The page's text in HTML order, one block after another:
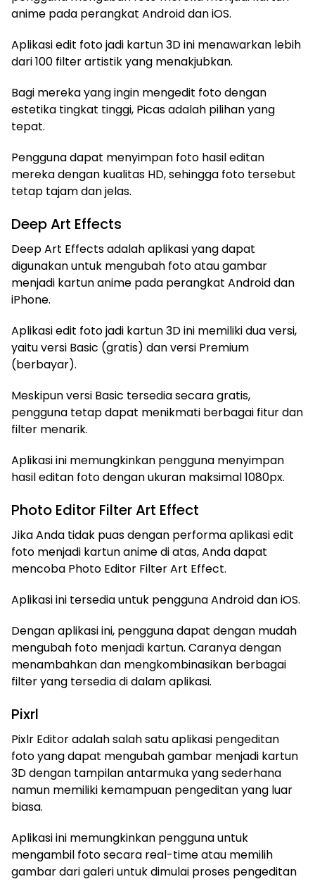
anime pada perangkat Android dan iOS.
Aplikasi edit foto jadi kartun 3D ini menawarkan lebih
dari 100 filter artistik yang menakjubkan.
Bagi mereka yang ingin mengedit foto dengan
estetika tingkat tinggi, Picas adalah pilihan yang
tepat.
Pengguna dapat menyimpan foto hasil editan
mereka dengan kualitas HD, sehingga foto tersebut
tetap tajam dan jelas.
Deep Art Effects
Deep Art Effects adalah aplikasi yang dapat
digunakan untuk mengubah foto atau gambar
menjadi kartun anime pada perangkat Android dan
iPhone.
Aplikasi edit foto jadi kartun 3D ini memiliki dua versi,
yaitu versi Basic (gratis) dan versi Premium
(berbayar).
Meskipun versi Basic tersedia secara gratis,
pengguna tetap dapat menikmati berbagai fitur dan
filter menarik.
Aplikasi ini memungkinkan pengguna menyimpan
hasil editan foto dengan ukuran maksimal 1080px.
Photo Editor Filter Art Effect
Jika Anda tidak puas dengan performa aplikasi edit
foto menjadi kartun anime di atas, Anda dapat
mencoba Photo Editor Filter Art Effect.
Aplikasi ini tersedia untuk pengguna Android dan iOS.
Dengan aplikasi ini, pengguna dapat dengan mudah
mengubah foto menjadi kartun. Caranya dengan
menambahkan dan mengkombinasikan berbagai
filter yang tersedia di dalam aplikasi.
Pixrl
Pixlr Editor adalah salah satu aplikasi pengeditan
foto yang dapat mengubah gambar menjadi kartun
3D dengan tampilan antarmuka yang sederhana
namun memiliki kemampuan pengeditan yang luar
biasa.
Aplikasi ini memungkinkan pengguna untuk
mengambil foto secara real-time atau memilih
gambar dari galeri untuk dimulai proses pengeditan